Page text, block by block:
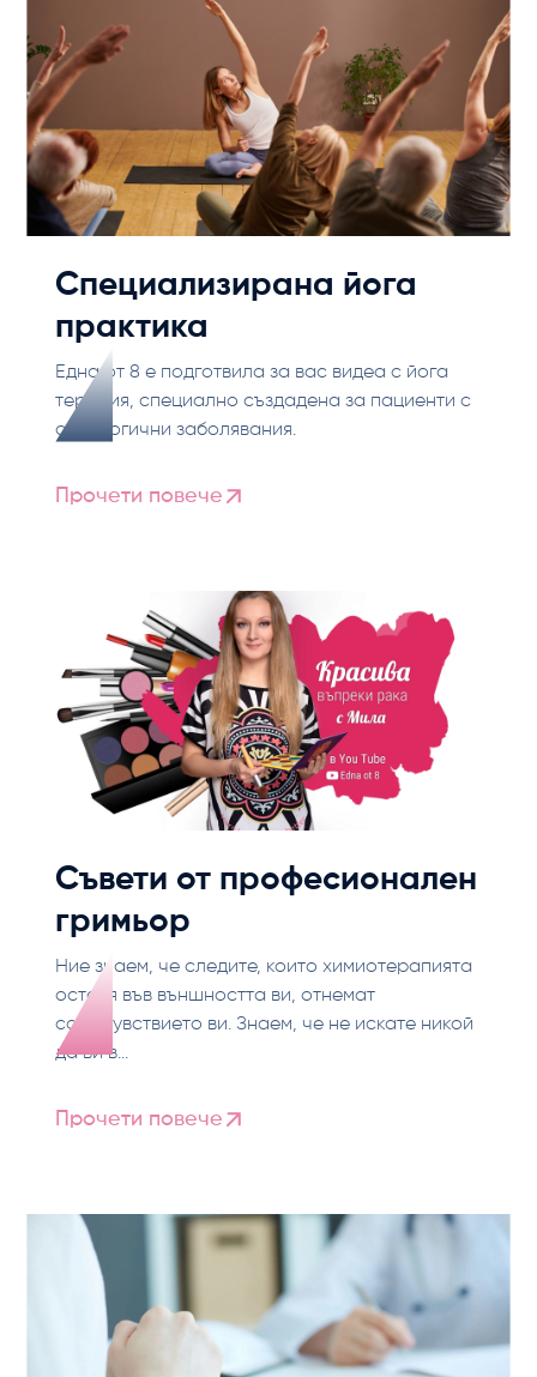
Специализирана йога
практика
Една от 8 e подготвила за вас видеа с йога
терапия, специално създадена за пациенти с
онкологични заболявания.
Прочети повече
Съвети от професионален
гримьор
Ние знаем, че следите, които химиотерапията
оставя във външността ви, отнемат
самочувствието ви. Знаем, че не искате никой
да ви в...
Прочети повече